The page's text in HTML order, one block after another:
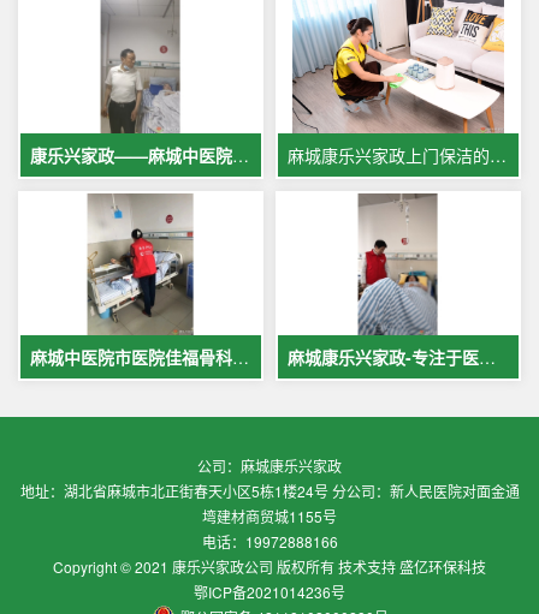
康乐兴家政——麻城中医院专业护工服务，让爱与专业同行 麻城康乐兴家政上门保洁的案例
麻城中医院市医院佳福骨科医院铁路医院护工案例展示 麻城康乐兴家政-专注于医院护理，致力于打造全麻城优质护工护理
公司：麻城康乐兴家政
地址：湖北省麻城市北正街春天小区5栋1楼24号 分公司：新人民医院对面金通
塆建材商贸城1155号
电话：19972888166
Copyright © 2021 康乐兴家政公司 版权所有 技术支持 盛亿环保科技
鄂ICP备2021014236号